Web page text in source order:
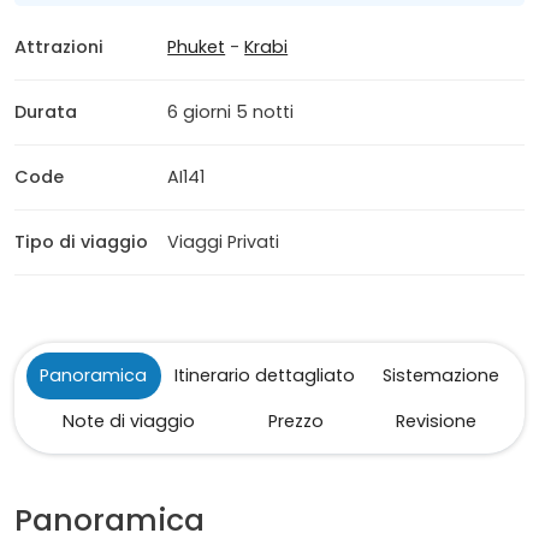
Attrazioni Phuket -Krabi
Durata 6 giorni 5 notti
Code AI141
Tipo di viaggio Viaggi Privati
Panoramica Itinerario dettagliato
Sistemazione
Note di viaggio
Prezzo Revisione
Panoramica